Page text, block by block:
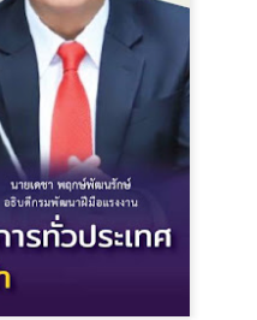
เวลา 19.00 น. กรมการศาสนา กระ
งหวัดสตูล และสำนักงานวัฒนธรรมจัง
ธีเปิดงาน “มหกรรมสีสันแห่งศรัทธา
คกใต้” ภายใต้โครงการพลังบวรในมิ
พ.ศ.